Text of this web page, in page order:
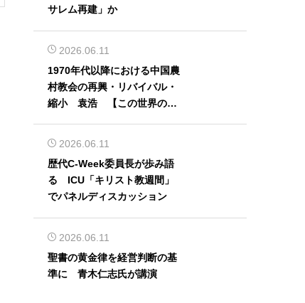
サレム再建」か
2026.06.11
1970年代以降における中国農
村教会の再興・リバイバル・
縮小 袁浩 【この世界の片
2026.06.11
歴代C-Week委員長が歩み語
る ICU「キリスト教週間」
でパネルディスカッション
2026.06.11
聖書の黄金律を経営判断の基
準に 青木仁志氏が講演